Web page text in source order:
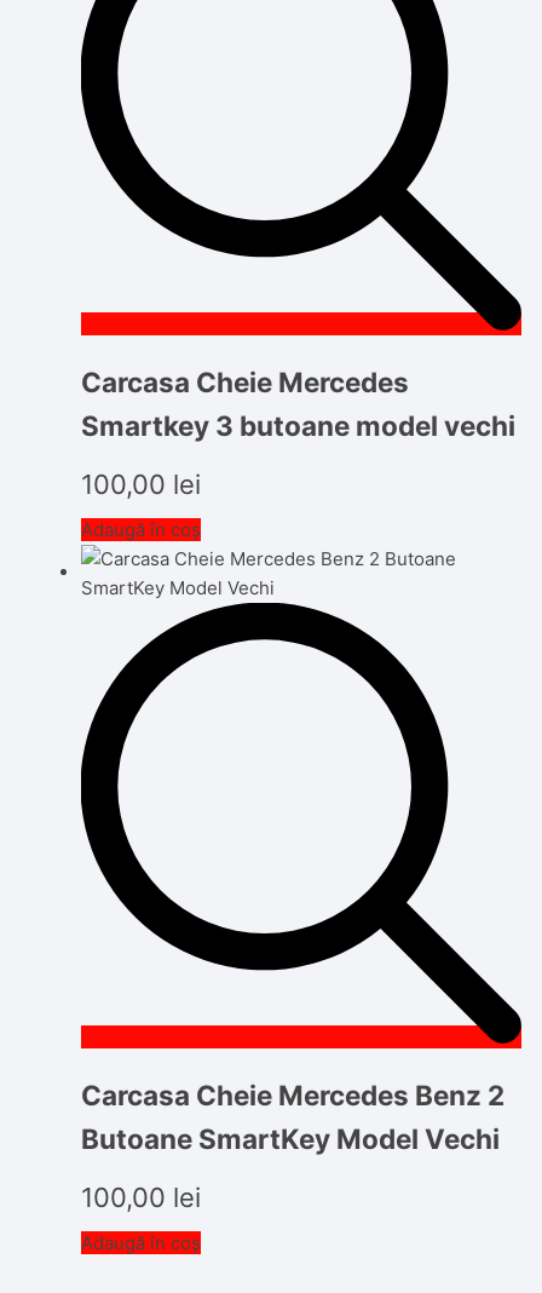
Carcasa Cheie Mercedes
Smartkey 3 butoane model vechi
100,00 lei
Adaugă în coș
Carcasa Cheie Mercedes Benz 2
Butoane SmartKey Model Vechi
100,00 lei
Adaugă în coș